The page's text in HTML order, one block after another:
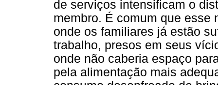
de serviços intensificam o
membro. É comum que esse
onde os familiares já estão
trabalho, presos em seus
onde não caberia espaço
pela alimentação mais